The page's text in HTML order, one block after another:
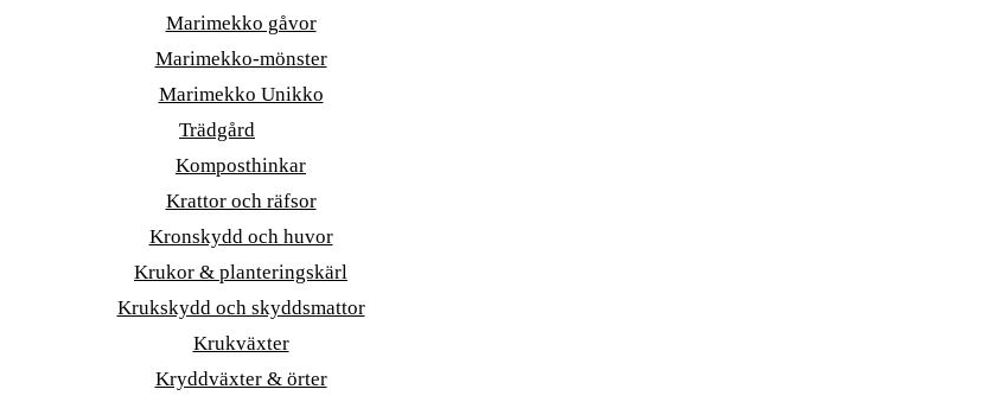
Marimekko gåvor
Marimekko-mönster
Marimekko Unikko
Trädgård
Komposthinkar
Krattor och räfsor
Kronskydd och huvor
Krukor & planteringskärl
Krukskydd och skyddsmattor
Krukväxter
Kryddväxter & örter